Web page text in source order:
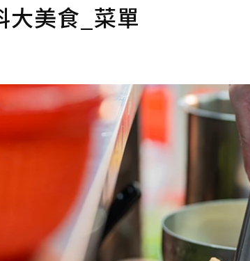
大美食_菜單